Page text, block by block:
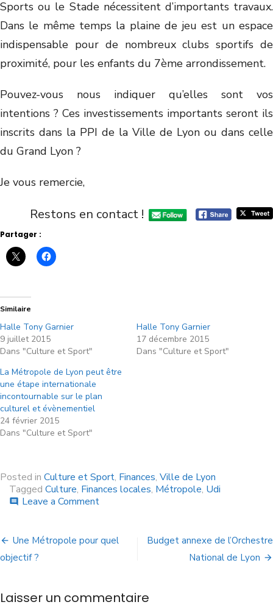
Sports ou le Stade nécessitent d’importants travaux.
Dans le même temps la plaine de jeu est un espace
indispensable pour de nombreux clubs sportifs de
proximité, pour les enfants du 7ème arrondissement.
Pouvez-vous nous indiquer qu’elles sont vos
intentions ? Ces investissements importants seront ils
inscrits dans la PPI de la Ville de Lyon ou dans celle
du Grand Lyon ?
Je vous remercie,
Restons en contact !
Partager :
Similaire
Halle Tony Garnier
9 juillet 2015
Dans "Culture et Sport"
Halle Tony Garnier
17 décembre 2015
Dans "Culture et Sport"
La Métropole de Lyon peut être
une étape internationale
incontournable sur le plan
culturel et évènementiel
24 février 2015
Dans "Culture et Sport"
Posted in Culture et Sport, Finances, Ville de Lyon
Tagged Culture, Finances locales, Métropole, Udi
comment Leave a Comment
Une Métropole pour quel
objectif ?
Budget annexe de l’Orchestre
National de Lyon
Laisser un commentaire